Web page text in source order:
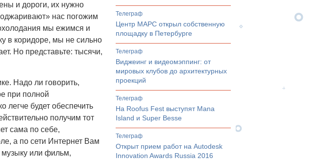
и дороги, их нужно
нас погожим
мы ежимся и
в коридоре, мы не сильно
Но представьте: тысячи,
Надо ли говорить,
при полной
легче будет обеспечить
получим тот
сама по себе,
а по сети Интернет Вам
музыку или фильм,
телеграф
Центр МАРС открыл собственную
площадку в Петербурге
телеграф
Виджеинг и видеомэппинг: от
мировых клубов до архитектурных
проекций
телеграф
На Roofus Fest выступят Mana
Island и Super Besse
телеграф
Открыт прием работ на Autodesk
Innovation Awards Russia 2016